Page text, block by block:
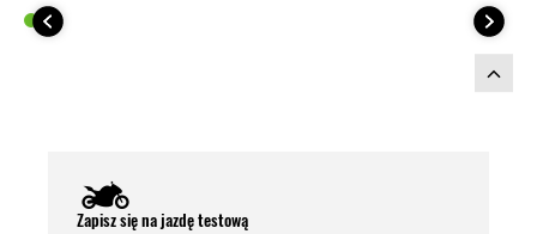
Zapisz się na jazdę testową